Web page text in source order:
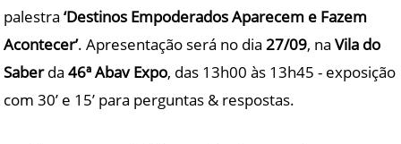
palestra‘Destinos Empoderados Aparecem e Fazem
Acontecer’. Apresentação será no dia27/09, naVila do
Saberda46ª Abav Expo, das 13h00 às 13h45 - exposição
com 30’ e 15’ para perguntas & respostas.